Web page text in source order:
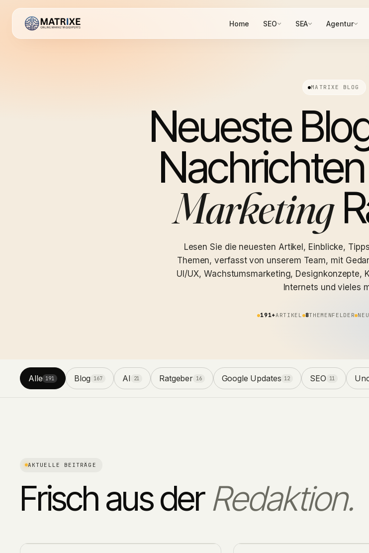
Home SEO SEA Agentur
MATRIXE BLOG
Neueste
Marketing
Lesen Sie die neuesten Artikel, Einblicke,
Themen, verfasst von unserem Team, mit
UI/UX, Wachstumsmarketing, Designkonzepte,
Internets und vieles
191+ARTIKEL 8THEMENFELDER
Alle 191 Blog 167 AI 21 Ratgeber 16 Google Updates 12 SEO 11
AKTUELLE BEITRÄGE
Frisch aus derRedaktion.